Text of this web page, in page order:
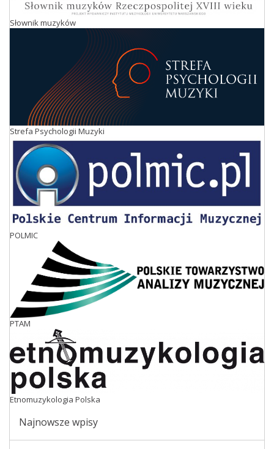
Słownik muzyków
Strefa Psychologii Muzyki
POLMIC
PTAM
Etnomuzykologia Polska
Najnowsze wpisy